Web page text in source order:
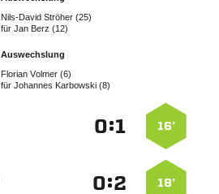
  
für  
Auswechslung
  
für  
16’
:
18’
: